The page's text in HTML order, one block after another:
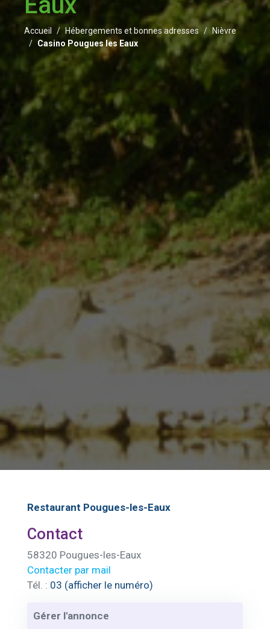
Accueil Hébergements et bonnes adresses
Nièvre
Casino Pougues les Eaux
Restaurant Pougues-les-Eaux
Contact
58320 Pougues-les-Eaux
Contacter par mail
Tél. : 03 (afficher le numéro)
Gérer l'annonce